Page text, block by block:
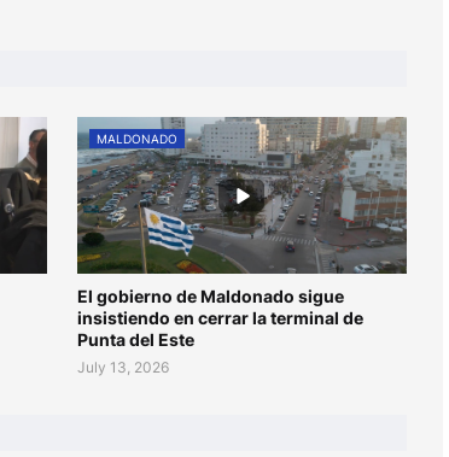
MALDONADO
El gobierno de Maldonado sigue
insistiendo en cerrar la terminal de
Punta del Este
July 13, 2026